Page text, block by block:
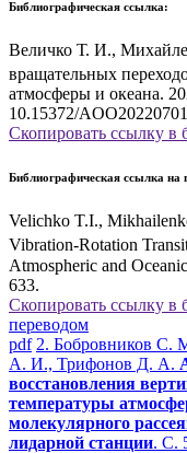
Библиографическая ссылка:
Величко Т. И.,
вращательных
атмосферы и океана.
10.15372/
Скопировать ссылку в
Библиографическая ссылка на
Velichko T.I.,
Vibration-Rotation
Atmospheric and
633.
Скопировать ссылку в
переводом
pdf 2. Бобровников С.
А. И., Трифонов Д. А.
восстановления
температуры
молекулярного
лидарной станции. С.